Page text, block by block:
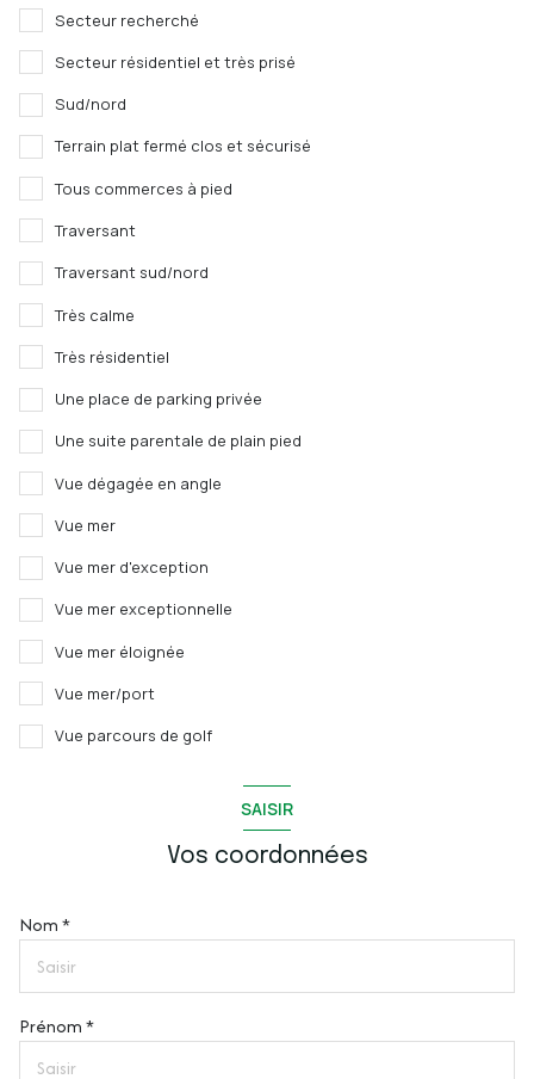
Secteur recherché
Secteur résidentiel et très prisé
Sud/nord
Terrain plat fermé clos et sécurisé
Tous commerces à pied
Traversant
Traversant sud/nord
Très calme
Très résidentiel
Une place de parking privée
Une suite parentale de plain pied
Vue dégagée en angle
Vue mer
Vue mer d'exception
Vue mer exceptionnelle
Vue mer éloignée
Vue mer/port
Vue parcours de golf
SAISIR
Vos coordonnées
Nom *
Prénom *